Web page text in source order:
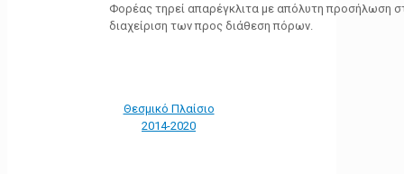
Φορέας τηρεί απαρέγκλιτα με απόλυτη προσήλωση
διαχείριση των προς διάθεση πόρων.
Θεσμικό Πλαίσιο
2014-2020